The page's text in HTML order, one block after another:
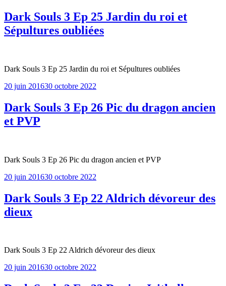
Dark Souls 3 Ep 25 Jardin du roi et
Sépultures oubliées
Dark Souls 3 Ep 25 Jardin du roi et Sépultures oubliées
Publié
20 juin 201630 octobre 2022
Dark Souls 3 Ep 26 Pic du dragon ancien
et PVP
Dark Souls 3 Ep 26 Pic du dragon ancien et PVP
Publié
20 juin 201630 octobre 2022
Dark Souls 3 Ep 22 Aldrich dévoreur des
dieux
Dark Souls 3 Ep 22 Aldrich dévoreur des dieux
Publié
20 juin 201630 octobre 2022